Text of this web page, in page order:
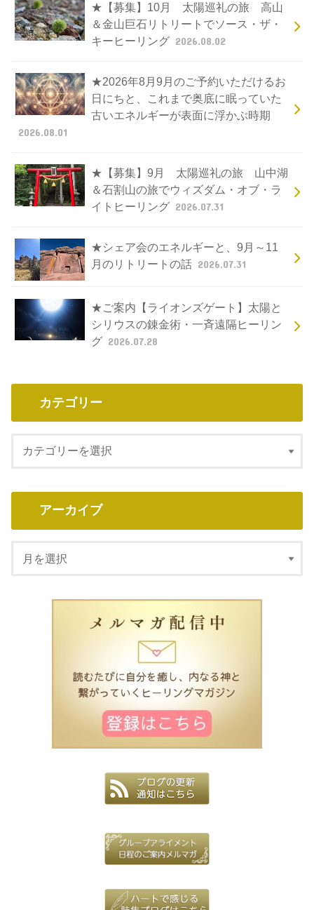
★【募集】10月 太陽巡礼の旅 高山
＆金山巨石リトリートでソース・ザ・
キーヒーリング 2026.08.02
★2026年8月9月のご予約いただけるお
日にちと、これまで奥底に眠っていた
古いエネルギーが表面に浮かぶ時期
2026.08.01
★【募集】9月 太陽巡礼の旅 山中湖
＆石割山の旅でウィズダム・オブ・ラ
イトヒーリング 2026.07.31
★シェア会のエネルギーと、9月～11
月のリトリートの話 2026.07.31
★ご案内【ライオンズゲート】太陽と
シリウスの錬金術・一斉遠隔ヒーリン
グ 2026.07.28
カテゴリー
アーカイブ